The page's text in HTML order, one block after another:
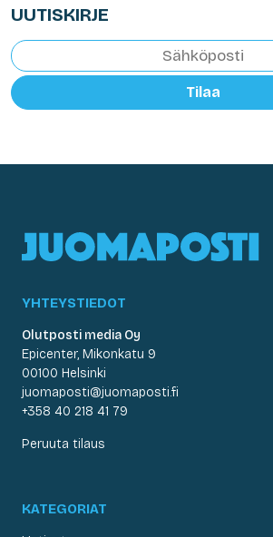
UUTISKIRJE
Tilaa
YHTEYSTIEDOT
Olutposti media Oy
Epicenter, Mikonkatu 9
00100 Helsinki
juomaposti@juomaposti.fi
+358 40 218 41 79
Peruuta tilaus
KATEGORIAT